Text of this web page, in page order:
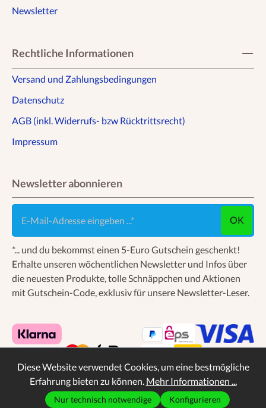
Newsletter
Rechtliche Informationen
Versand und Zahlungsbedingungen
Datenschutz
AGB (inkl. Widerrufs- bzw Rücktrittsrecht)
Impressum
Newsletter abonnieren
E-Mail-Adresse eingeben ...
OK
*... und du bekommst einen 5-Euro Gutschein geschenkt!
Erhalte unseren wöchentlichen Newsletter und Infos über
die neuesten Produkte, tolle Schnäppchen und Aktionen
mit Gutschein-Code, exklusiv für unsere Newsletter-Leser.
* Alle Preise inkl. gesetzl. Mehrwertsteuer zzgl.
Diese Website verwendet Cookies, um eine bestmögliche
Erfahrung bieten zu können. Mehr Informationen ...
Nur technisch notwendige Konfigurieren